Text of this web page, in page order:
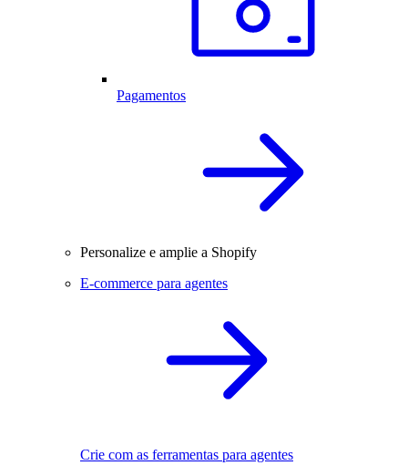
Pagamentos
Personalize e amplie a Shopify
E-commerce para agentes
Crie com as ferramentas para agentes